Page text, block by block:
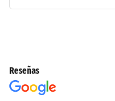
Reseñas